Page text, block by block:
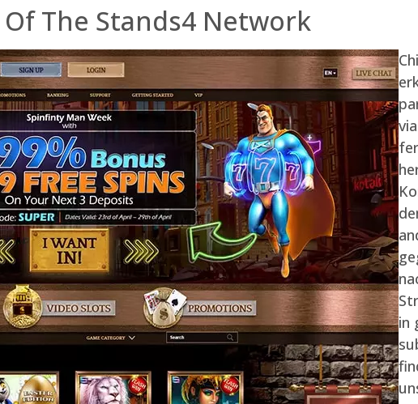
The Stands4 Network
in